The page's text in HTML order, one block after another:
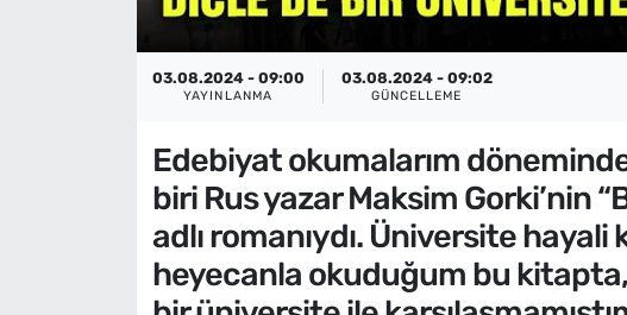
03.08.2024 - 09:00
YAYINLANMA
03.08.2024 - 09:02
GÜNCELLEME
Edebiyat okumalarım
biri Rus yazar Maksim Gorki’nin
adlı romanıydı. Üniversite
heyecanla okuduğum bu